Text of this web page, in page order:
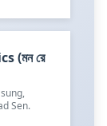
(মন রে
Sen.